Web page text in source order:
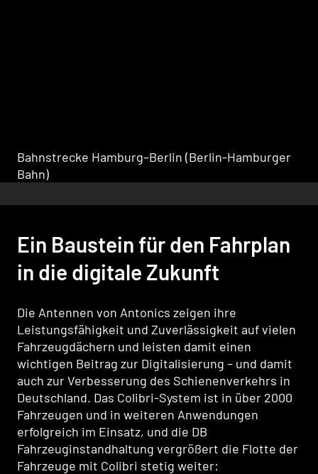
Bahnstrecke Hamburg–Berlin (Berlin-Hamburger
Bahn)
Ein Baustein für den Fahrplan
in die digitale Zukunft
Die Antennen von Antonics zeigen ihre
Leistungsfähigkeit und Zuverlässigkeit auf vielen
Fahrzeugdächern und leisten damit einen
wichtigen Beitrag zur Digitalisierung – und damit
auch zur Verbesserung des Schienenverkehrs in
Deutschland. Das Colibri-System ist in über 2000
Fahrzeugen und in weiteren Anwendungen
erfolgreich im Einsatz, und die DB
Fahrzeuginstandhaltung vergrößert die Flotte der
Fahrzeuge mit Colibri stetig weiter: